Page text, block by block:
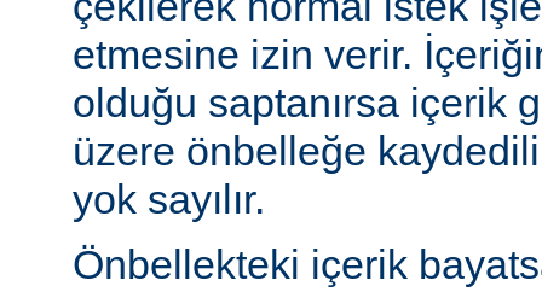
etmesine izin verir.
olduğu saptanırsa içerik
üzere önbelleğe
yok sayılır.
Önbellekteki içerik